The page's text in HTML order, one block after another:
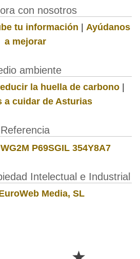
con nosotros
tu información | Ayúdanos
a mejorar
ambiente
la huella de carbono|
a cuidar de Asturias
Referencia
P69SGIL 354Y8A7
Intelectual e Industrial
Media, SL